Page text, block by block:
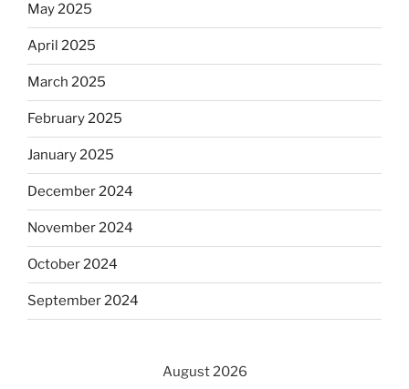
May 2025
April 2025
March 2025
February 2025
January 2025
December 2024
November 2024
October 2024
September 2024
August 2026